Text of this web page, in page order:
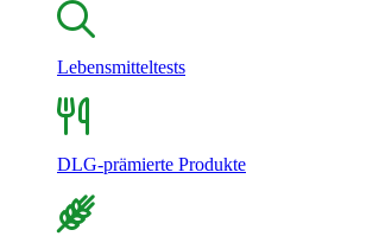
Lebensmitteltests
DLG-prämierte Produkte